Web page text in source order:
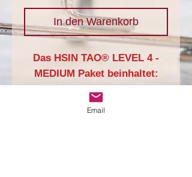
In den Warenkorb
Das HSIN TAO® LEVEL 4 -
MEDIUM Paket beinhaltet:
- 3x einmal pro Woche ein 1
1/2 - stündiges
Email